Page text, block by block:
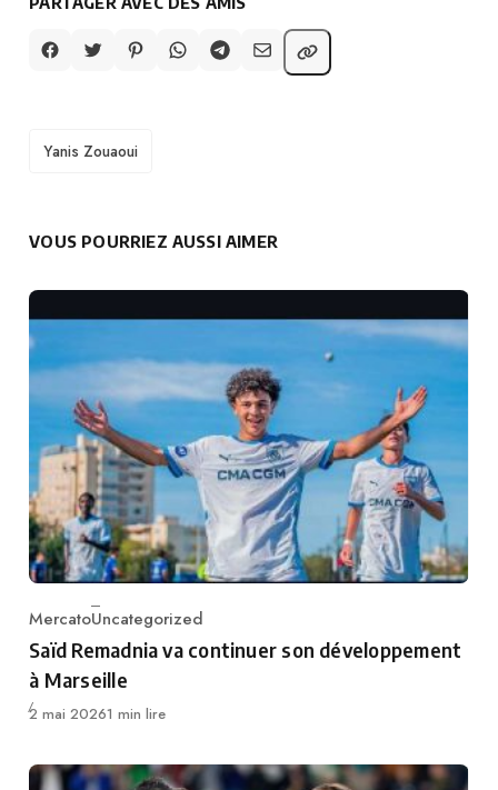
TAGS
Yanis Zouaoui
VOUS POURRIEZ AUSSI AIMER
Category
MercatoUncategorized
Saïd Remadnia va continuer son développement
à Marseille
Publié
2 mai 20261 min lire